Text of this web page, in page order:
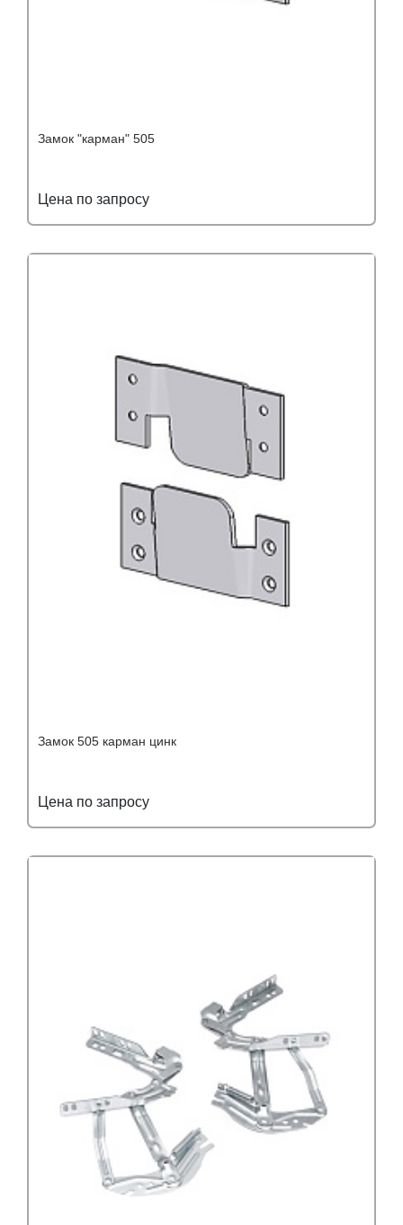
Замок "карман" 505
Цена по запросу
Замок 505 карман цинк
Цена по запросу